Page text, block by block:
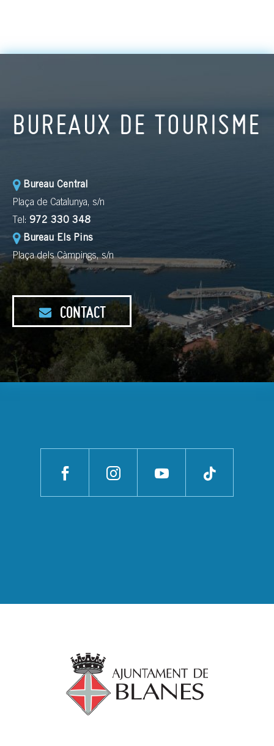
BUREAUX DE TOURISME
Bureau Central
Plaça de Catalunya, s/n
Tel: 972 330 348
Bureau Els Pins
Plaça dels Càmpings, s/n
CONTACT